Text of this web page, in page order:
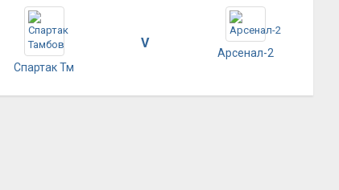
Спартак Тм
V
Арсенал-2